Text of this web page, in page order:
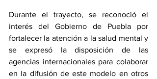
Durante el trayecto, se reconoció el
interés del Gobierno de Puebla por
fortalecer la atención a la salud mental y
se expresó la disposición de las
agencias internacionales para colaborar
en la difusión de este modelo en otros